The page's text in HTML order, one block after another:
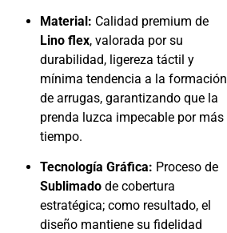
Material: Calidad premium de
Lino flex, valorada por su
durabilidad, ligereza táctil y
mínima tendencia a la formación
de arrugas, garantizando que la
prenda luzca impecable por más
tiempo.
Tecnología Gráfica: Proceso de
Sublimado de cobertura
estratégica; como resultado, el
diseño mantiene su fidelidad